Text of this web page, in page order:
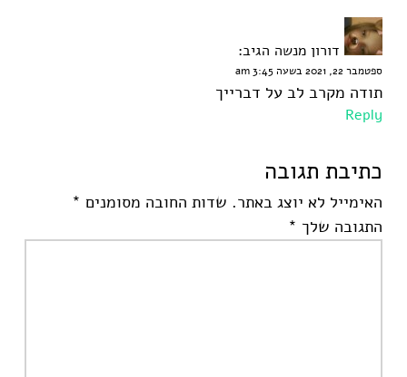
דורון מנשה הגיב:
ספטמבר 22, 2021 בשעה 3:45 am
תודה מקרב לב על דברייך
Reply
כתיבת תגובה
האימייל לא יוצג באתר. שדות החובה מסומנים *
התגובה שלך *